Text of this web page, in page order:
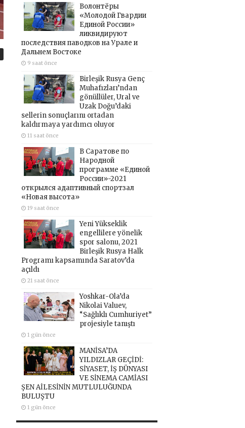
Волонтёры
«Молодой Гвардии
Единой России»
ликвидируют
последствия паводков на Урале и
Дальнем Востоке
9 saat önce
Birleşik Rusya Genç
Muhafızları’ndan
gönüllüler, Ural ve
Uzak Doğu’daki
sellerin sonuçlarını ortadan
kaldırmaya yardımcı oluyor
11 saat önce
В Саратове по
Народной
программе «Единой
России»-2021
открылся адаптивный спортзал
«Новая высота»
19 saat önce
Yeni Yükseklik
engellilere yönelik
spor salonu, 2021
Birleşik Rusya Halk
Programı kapsamında Saratov’da
açıldı
21 saat önce
Yoshkar-Ola’da
Nikolai Valuev,
“Sağlıklı Cumhuriyet”
projesiyle tanıştı
1 gün önce
MANİSA’DA
YILDIZLAR GEÇİDİ:
SİYASET, İŞ DÜNYASI
VE SİNEMA CAMİASI
ŞEN AİLESİNİN MUTLULUĞUNDA
BULUŞTU
1 gün önce